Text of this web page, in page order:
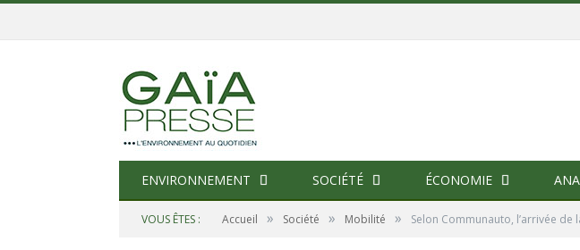
ENVIRONNEMENT SOCIÉTÉ ÉCONOMIE
VOUS ÊTES : Accueil » Société » Mobilité » Selon Communauto, l’arrivée